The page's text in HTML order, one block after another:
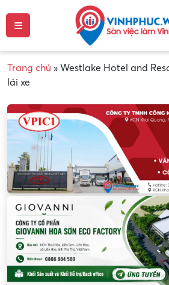
Trang chủ » Westlake Hotel and
lái xe